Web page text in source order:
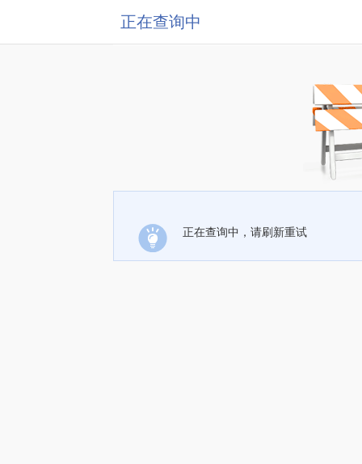
正在查询中
正在查询中，请刷新重试